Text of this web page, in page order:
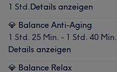
1 Std.Details anzeigen
💎 Balance Anti-Aging
1 Std. 25 Min. - 1 Std. 40 Min.
Details anzeigen
💎 Balance Relax